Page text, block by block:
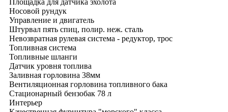
Носовой рундук
Управление и двигатель
Штурвал пять спиц, полир. неж. сталь
Невозвратная рулевая система - редуктор, трос
Топливная система
Топливные шланги
Датчик уровня топлива
Заливная горловина 38мм
Вентиляционная горловина топливного бака
Стационарный бензобак 78 л
Интерьер